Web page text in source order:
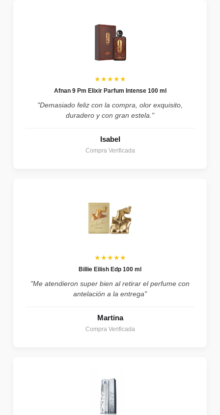
★★★★★
Afnan 9 Pm Elixir Parfum Intense 100 ml
"Demasiado feliz con la compra, olor exquisito,
duradero y con gran estela."
Isabel
Compra Verificada
★★★★★
Billie Eilish Edp 100 ml
"Me atendieron super bien al retirar el perfume con
antelación a la entrega"
Martina
Compra Verificada